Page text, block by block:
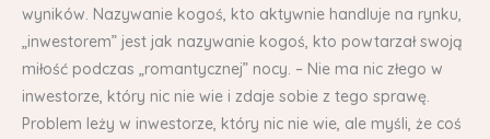
wyników. Nazywanie kogoś, kto aktywnie handluje na rynku,
„inwestorem” jest jak nazywanie kogoś, kto powtarzał swoją
miłość podczas „romantycznej” nocy. – Nie ma nic złego w
inwestorze, który nic nie wie i zdaje sobie z tego sprawę.
Problem leży w inwestorze, który nic nie wie, ale myśli, że coś